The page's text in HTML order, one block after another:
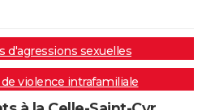
d'agressions sexuelles
violence intrafamiliale